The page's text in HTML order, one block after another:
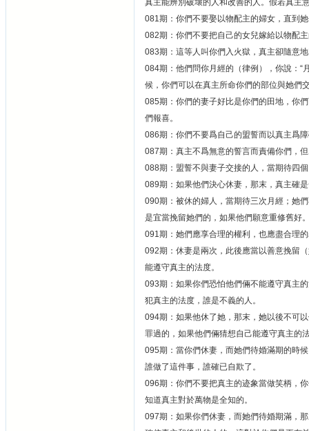
真主能辨別破壞的人和改善的人。假若真主
081期：你們不要娶以物配主的婦女，直到
082期：你們不要把自己的女兒嫁給以物配
083期：這等人叫你們入火獄，真主卻隨意
084期：他們問你月經的（律例），你說：“
候，你們可以在真主所命你們的部位與她們
085期：你們的妻子好比是你們的田地，你
們報喜。
086期：你們不要爲自己的盟誓而以真主爲
087期：真主不爲無意的誓言而責備你們，
088期：盟誓不與妻子交接的人，當期待四
089期：如果他們決心休妻，那末，真主確
090期：被休的婦人，當期待三次月經；她
是宜當挽留她們的，如果他們願意重修舊好
091期：她們應享合理的權利，也應盡合理
092期：休妻是兩次，此後應當以善意挽留
能遵守真主的法度。
093期：如果你們恐怕他們倆不能遵守真主
犯真主的法度，誰是不義的人。
094期：如果他休了她，那末，她以後不可
罪過的，如果他們倆猜想自己能遵守真主的
095期：當你們休妻，而她們待婚滿期的時
誰做了這件事，誰確已自欺了。
096期：你們不要把真主的迹象當做笑柄，
知道真主對於萬物是全知的。
097期：如果你們休妻，而她們待婚期滿，